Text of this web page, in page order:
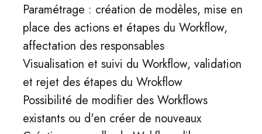
Paramétrage : création de modèles, mise en
place des actions et étapes du Workflow,
affectation des responsables
Visualisation et suivi du Workflow, validation
et rejet des étapes du Wrokflow
Possibilité de modifier des Workflows
existants ou d'en créer de nouveaux